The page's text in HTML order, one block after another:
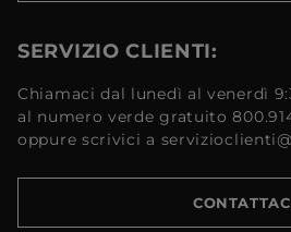
SERVIZIO CLIENTI:
Chiamaci dal lunedì al venerdì
al numero verde gratuito
oppure scrivici a